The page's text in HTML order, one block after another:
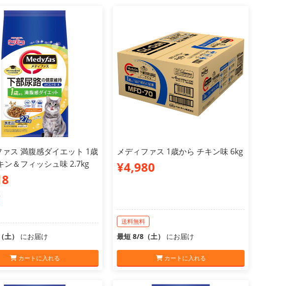
ァス 満腹感ダイエット 1歳
ン＆フィッシュ味 2.7kg
土） にお届け
カートに入れる
メディファス 1歳から チキン味 6kg
¥4,980
送料無料
最短 8/8（土） にお届け
カートに入れる